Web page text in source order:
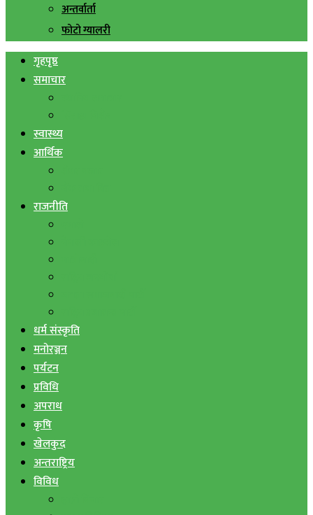
अन्तर्वार्ता
फोटो ग्यालरी
गृहपृष्ठ
समाचार
स्वास्थ्य
आर्थिक
राजनीति
धर्म संस्कृति
मनोरञ्जन
पर्यटन
प्रविधि
अपराध
कृषि
खेलकुद
अन्तराष्ट्रिय
विविध